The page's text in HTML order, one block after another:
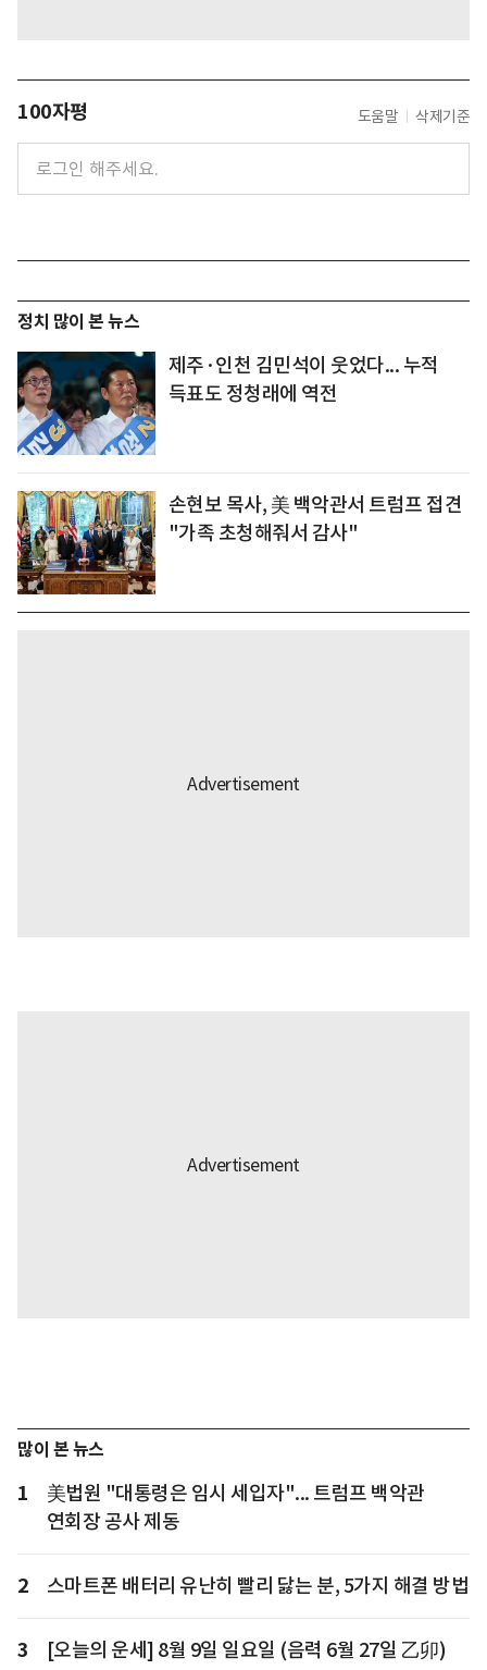
100자평 도움말 삭제기준
정치 많이 본 뉴스
제주·인천 김민석이 웃었다... 누적
득표도 정청래에 역전
손현보 목사, 美 백악관서 트럼프 접견
"가족 초청해줘서 감사"
많이 본 뉴스
1
美법원 "대통령은 임시 세입자"... 트럼프 백악관
연회장 공사 제동
2 스마트폰 배터리 유난히 빨리 닳는 분, 5가지 해결 방법
3 [오늘의 운세] 8월 9일 일요일 (음력 6월 27일 乙卯)